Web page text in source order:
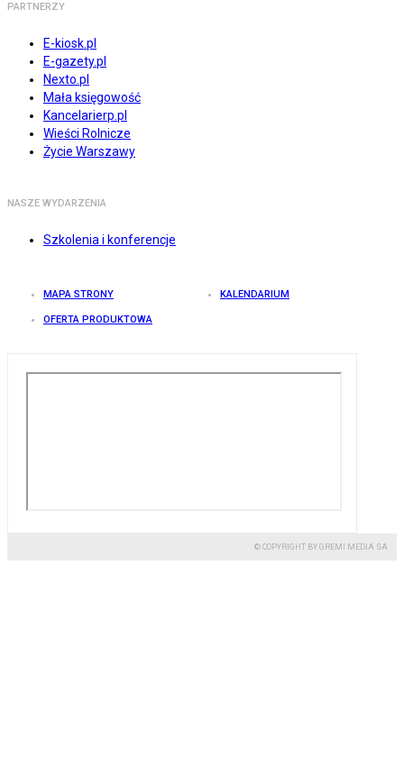
PARTNERZY
E-kiosk.pl
E-gazety.pl
Nexto.pl
Mała księgowość
Kancelarierp.pl
Wieści Rolnicze
Życie Warszawy
NASZE WYDARZENIA
Szkolenia i konferencje
MAPA STRONY KALENDARIUM
OFERTA PRODUKTOWA
© COPYRIGHT BY GREMI MEDIA SA